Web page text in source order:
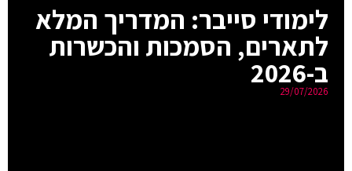
לימודי סייבר: המדריך המלא
לתארים, הסמכות והכשרות
ב-2026
29/07/2026